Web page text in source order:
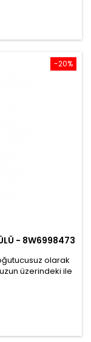
-20%
- 8W6998473
olarak
üzerindeki ile